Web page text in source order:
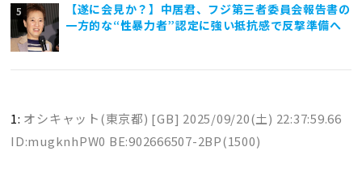
【遂に会見か？】中居君、フジ第三者委員会報告書の
一方的な“性暴力者”認定に強い抵抗感で反撃準備へ
1: オシキャット(東京都) [GB] 2025/09/20(土) 22:37:59.66
ID:mugknhPW0 BE:902666507-2BP(1500)